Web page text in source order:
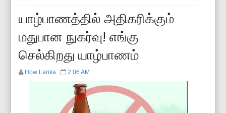
யாழ்பாணத்தில் அதிகரிக்கும்
மதுபான நுகர்வு! எங்கு
செல்கிறது யாழ்பாணம்
How Lanka 2:06 AM